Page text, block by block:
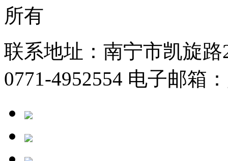
所有
联系地址：南宁市凯旋
0771-4952554 电子邮箱